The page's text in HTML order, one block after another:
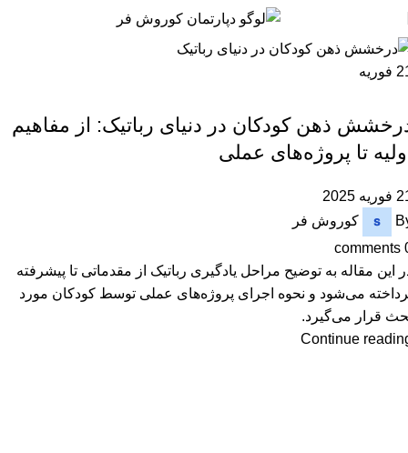
فوریه
ذهن کودکان در دنیای رباتیک: از مفاهیم
تا پروژه‌های عملی
2025
کوروش فر
comments
این مقاله به توضیح مراحل یادگیری رباتیک از مقدماتی تا پیشرفته
می‌شود و نحوه اجرای پروژه‌های عملی توسط کودکان مورد
قرار می‌گیرد.
Continue